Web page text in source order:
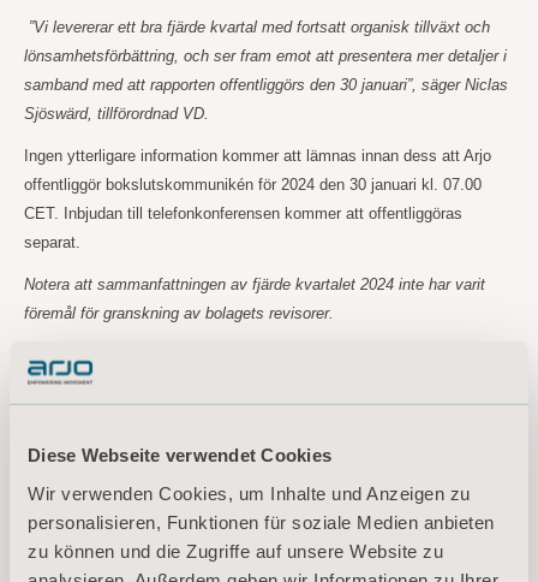
Diese Webseite verwendet Cookies
Wir verwenden Cookies, um Inhalte und Anzeigen zu
personalisieren, Funktionen für soziale Medien anbieten
zu können und die Zugriffe auf unsere Website zu
”Vi levererar ett bra fjärde kvartal med fortsatt organisk tillväxt och
lönsamhetsförbättring, och ser fram emot att presentera mer detaljer i
samband med att rapporten offentliggörs den 30 januari”, säger Niclas
Sjöswärd, tillförordnad VD.
Ingen ytterligare information kommer att lämnas innan dess att Arjo
offentliggör bokslutskommunikén för 2024 den 30 januari kl. 07.00
CET. Inbjudan till telefonkonferensen kommer att offentliggöras
separat.
Notera att sammanfattningen av fjärde kvartalet 2024 inte har varit
föremål för granskning av bolagets revisorer.
maria.nilsson@arjo.com
Denna information är sådan information som Arjo är skyldigt att offentliggöra enligt
EU:s marknadsmissbruksförordning. Informationen lämnades, genom ovanstående